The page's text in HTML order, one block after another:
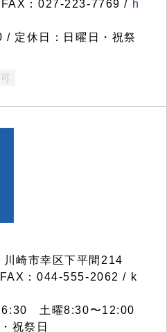
：027-223-7769 / h
定休日：日曜日・祝祭
崎市幸区下平間214
：044-555-2062 / k
土曜8:30〜12:00
祝祭日